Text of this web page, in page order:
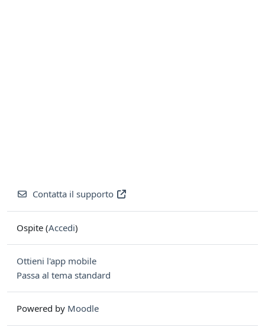
Contatta il supporto
Ospite (Accedi)
Ottieni l'app mobile
Passa al tema standard
Powered by Moodle